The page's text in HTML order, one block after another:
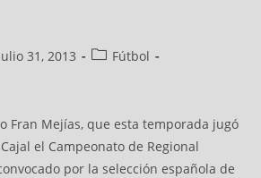
31, 2013
Fútbol
Fran Mejías, que esta temporada jugó
el Campeonato de Regional
por la selección española de